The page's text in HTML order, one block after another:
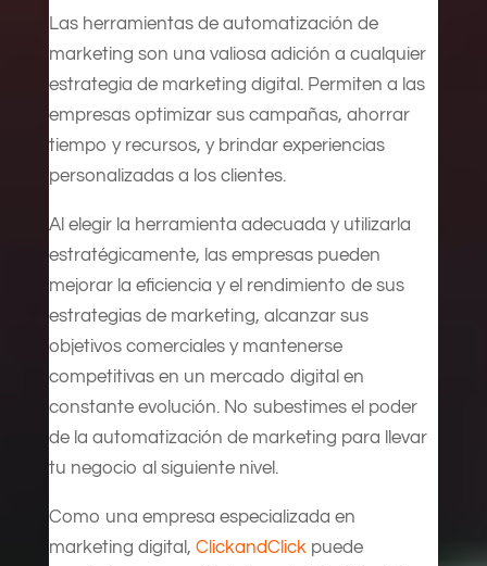
Las herramientas de automatización de
marketing son una valiosa adición a cualquier
estrategia de marketing digital. Permiten a las
empresas optimizar sus campañas, ahorrar
tiempo y recursos, y brindar experiencias
personalizadas a los clientes.
Al elegir la herramienta adecuada y utilizarla
estratégicamente, las empresas pueden
mejorar la eficiencia y el rendimiento de sus
estrategias de marketing, alcanzar sus
objetivos comerciales y mantenerse
competitivas en un mercado digital en
constante evolución. No subestimes el poder
de la automatización de marketing para llevar
tu negocio al siguiente nivel.
Como una empresa especializada en
marketing digital, ClickandClickpuede